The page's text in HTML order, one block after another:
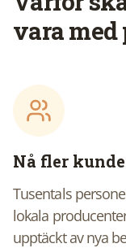
vara med
Nå fler
Tusentals
lokala
upptäckt av nya